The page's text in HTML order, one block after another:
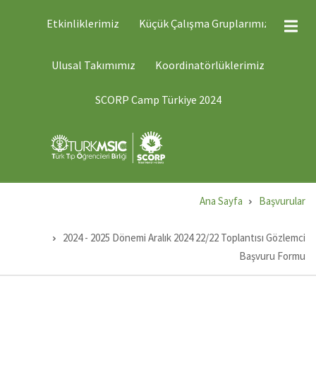
Etkinliklerimiz Küçük Çalışma Gruplarımız
Ulusal Takımımız Koordinatörlüklerimiz
SCORP Camp Türkiye 2024
Ana Sayfa Başvurular
2024 - 2025 Dönemi Aralık 2024 22/22 Toplantısı Gözlemci
Başvuru Formu